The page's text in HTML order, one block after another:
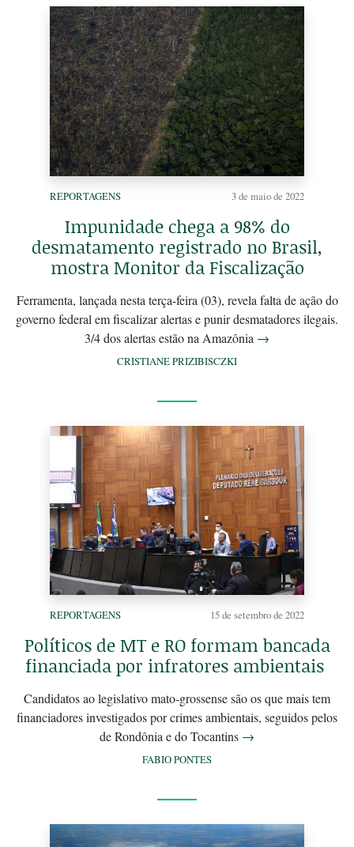
REPORTAGENS 3 de maio de 2022
Impunidade chega a 98% do
desmatamento registrado no Brasil,
mostra Monitor da Fiscalização
Ferramenta, lançada nesta terça-feira (03), revela falta de ação do
governo federal em fiscalizar alertas e punir desmatadores ilegais.
3/4 dos alertas estão na Amazônia →
CRISTIANE PRIZIBISCZKI
REPORTAGENS 15 de setembro de 2022
Políticos de MT e RO formam bancada
financiada por infratores ambientais
Candidatos ao legislativo mato-grossense são os que mais tem
financiadores investigados por crimes ambientais, seguidos pelos
de Rondônia e do Tocantins →
FABIO PONTES